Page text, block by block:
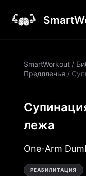
SmartWorkout /
Предплечья /
лежа
One-Arm
РЕАБИЛИТАЦИЯ